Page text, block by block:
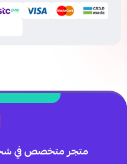
متجر متخصص في